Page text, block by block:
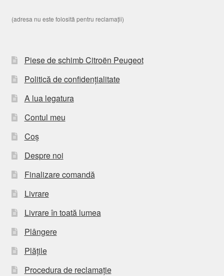
(adresa nu este folosită pentru reclamații)
Piese de schimb Citroën Peugeot
Politică de confidențialitate
A lua legatura
Contul meu
Coș
Despre noi
Finalizare comandă
Livrare
Livrare în toată lumea
Plângere
Plățile
Procedura de reclamație